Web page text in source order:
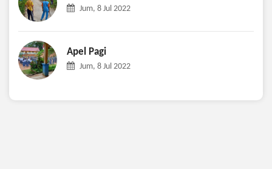
Jum, 8 Jul 2022
Apel Pagi
Jum, 8 Jul 2022